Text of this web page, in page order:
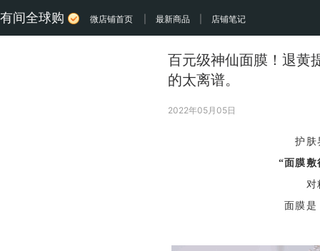
有间全球购 微店铺首页 最新商品 店铺笔记
百元级神仙面膜！退黄
的太离谱。
2022年05月05日
护肤
“面膜敷
对
面膜是